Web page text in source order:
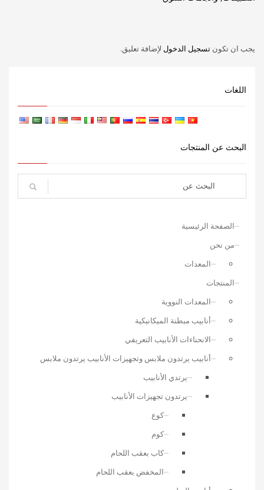
يجب ان تكون تسجيل الدخول لإضافة تعليق.
اللغات
البحث عن المنتجات
الصفحة الرئيسية
من نحن
المعدات
المنتجات
المعدات النووية
أنابيب مبطنة الميكانيكية
الانحناءات الأنابيب التعريفي
أنابيب يرتدون ملابس وتجهيزات الأنابيب يرتدون ملابس
يرتدي الأنابيب
يرتدون تجهيزات الأنابيب
كوع
كوم
كاب بعقب اللحام
المخفض بعقب اللحام